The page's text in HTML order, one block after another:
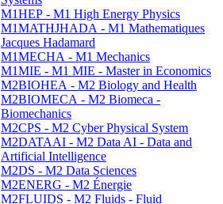
M1HEP - M1 High Energy Physics
M1MATHJHADA - M1 Mathematiques
Jacques Hadamard
M1MECHA - M1 Mechanics
M1MIE - M1 MIE - Master in Economics
M2BIOHEA - M2 Biology and Health
M2BIOMECA - M2 Biomeca -
Biomechanics
M2CPS - M2 Cyber Physical System
M2DATAAI - M2 Data AI - Data and
Artificial Intelligence
M2DS - M2 Data Sciences
M2ENERG - M2 Énergie
M2FLUIDS - M2 Fluids - Fluid